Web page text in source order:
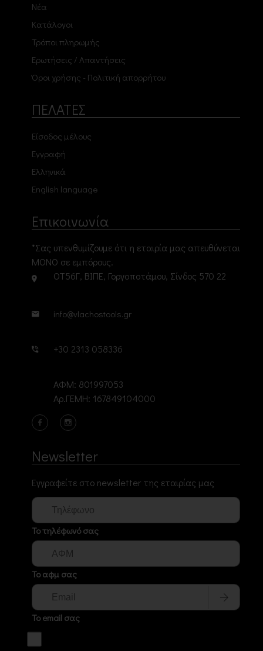
Νέα
Κατάλογοι
Τρόποι πληρωμής
Ερωτήσεις / Απαντήσεις
Όροι χρήσης - Πολιτική απορρήτου
ΠΕΛΑΤΕΣ
Είσοδος μέλους
Εγγραφή
Ελληνικά
English language
Επικοινωνία
*Σας υπενθυμίζουμε ότι η εταιρία μας απευθύνεται
ΜΟΝΟ σε εμπόρους.
ΟΤ56Γ, ΒΙΠΕ, Γοργοποτάμου, Σίνδος 570 22
info@vlachostools.gr
+30 2313 058336
ΑΦΜ: 801997053
Αρ.ΓΕΜΗ: 167849104000
Newsletter
Εγγραφείτε στο newsletter της εταιρίας μας
Το τηλέφωνό σας
Το αφμ σας
Το email σας